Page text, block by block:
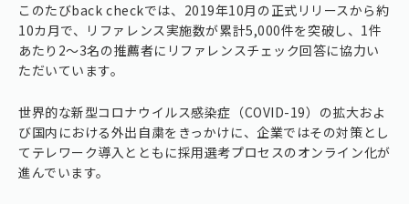
このたびback checkでは、2019年10月の正式リリースから約
10カ月で、リファレンス実施数が累計5,000件を突破し、1件
あたり2〜3名の推薦者にリファレンスチェック回答に協力い
ただいています。
世界的な新型コロナウイルス感染症（COVID-19）の拡大およ
び国内における外出自粛をきっかけに、企業ではその対策とし
てテレワーク導入とともに採用選考プロセスのオンライン化が
進んでいます。